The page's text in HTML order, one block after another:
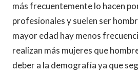
más frecuentemente lo hacen
profesionales y suelen ser
mayor edad hay menos
realizan más mujeres que
deber a la demografía ya que